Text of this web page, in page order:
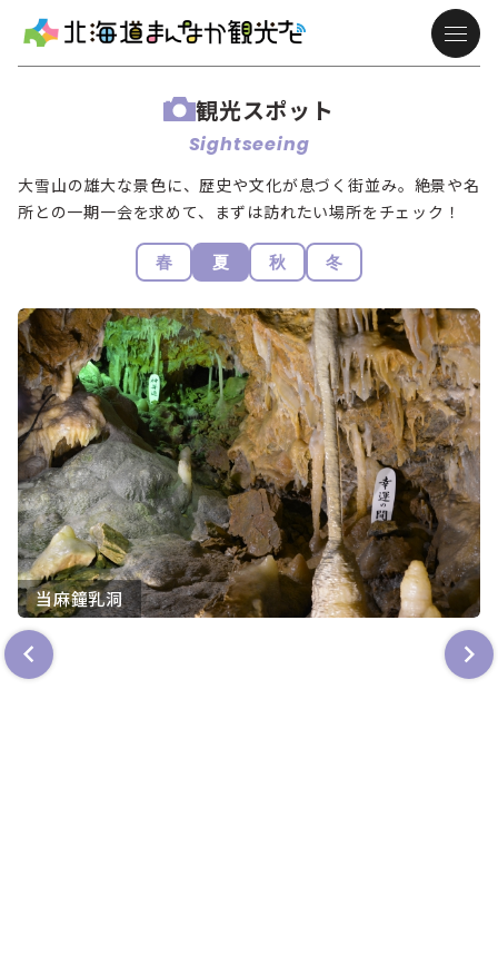
観光スポット
Sightseeing
大雪山の雄大な景色に、歴史や文化が息づく街並み。絶景や名
所との一期一会を求めて、まずは訪れたい場所をチェック！
春 夏 秋 冬
当麻鐘乳洞